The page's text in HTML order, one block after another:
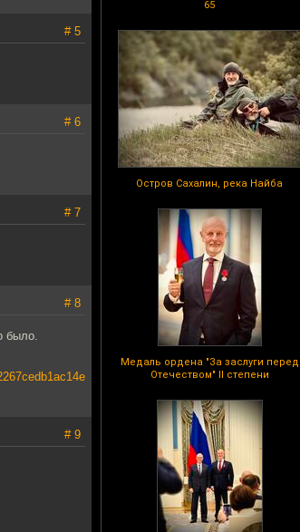
65
Остров Сахалин, река Найба
Медаль ордена "За заслуги перед
Отечеством" II степени
# 5
# 6
# 7
# 8
было.
# 9